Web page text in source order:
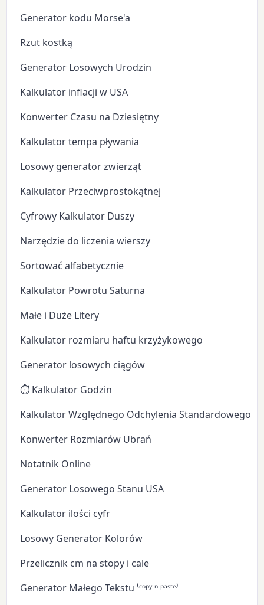
Generator kodu Morse'a
Rzut kostką
Generator Losowych Urodzin
Kalkulator inflacji w USA
Konwerter Czasu na Dziesiętny
Kalkulator tempa pływania
Losowy generator zwierząt
Kalkulator Przeciwprostokątnej
Cyfrowy Kalkulator Duszy
Narzędzie do liczenia wierszy
Sortować alfabetycznie
Kalkulator Powrotu Saturna
Małe i Duże Litery
Kalkulator rozmiaru haftu krzyżykowego
Generator losowych ciągów
⏱️ Kalkulator Godzin
Kalkulator Względnego Odchylenia Standardowego
Konwerter Rozmiarów Ubrań
Notatnik Online
Generator Losowego Stanu USA
Kalkulator ilości cyfr
Losowy Generator Kolorów
Przelicznik cm na stopy i cale
Generator Małego Tekstu ⁽ᶜᵒᵖʸ ⁿ ᵖᵃˢᵗᵉ⁾